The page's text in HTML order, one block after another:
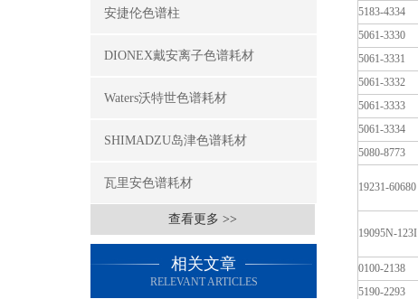
安捷伦色谱柱
DIONEX戴安离子色谱耗材
Waters沃特世色谱耗材
SHIMADZU岛津色谱耗材
瓦里安色谱耗材
查看更多 >>
相关文章
RELEVANT ARTICLES
5183-4334
5061-3330
5061-3331
5061-3332
5061-3333
5061-3334
5080-8773
19231-60680
19095N-123I
0100-2138
5190-2293